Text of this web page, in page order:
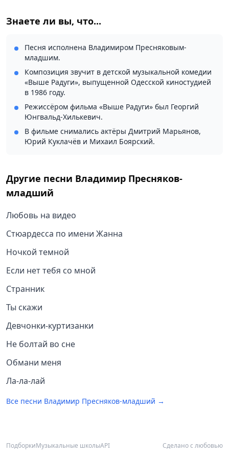
Знаете ли вы, что...
Песня исполнена Владимиром Пресняковым-
младшим.
Композиция звучит в детской музыкальной комедии
«Выше Радуги», выпущенной Одесской киностудией
в 1986 году.
Режиссёром фильма «Выше Радуги» был Георгий
Юнгвальд-Хилькевич.
В фильме снимались актёры Дмитрий Марьянов,
Юрий Куклачёв и Михаил Боярский.
Другие песни Владимир Пресняков-
младший
Любовь на видео
Стюардесса по имени Жанна
Ночкой темной
Если нет тебя со мной
Странник
Ты скажи
Девчонки-куртизанки
Не болтай во сне
Обмани меня
Ла-ла-лай
Все песни Владимир Пресняков-младший →
ПодборкиМузыкальные школыAPI Сделано с любовью